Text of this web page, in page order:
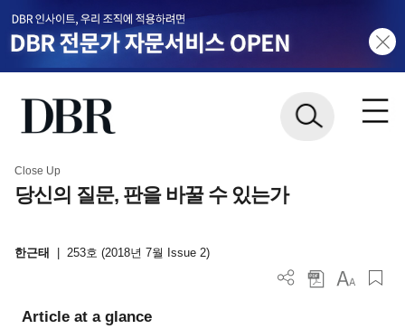
Close Up
당신의 질문, 판을 바꿀 수 있는가
한근태 253호 (2018년 7월 Issue 2)
Article at a glance